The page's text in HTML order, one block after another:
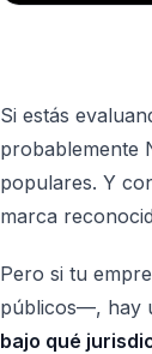
Si estás
probablemente
populares. Y
marca
Pero si tu
públicos—, hay
bajo qué